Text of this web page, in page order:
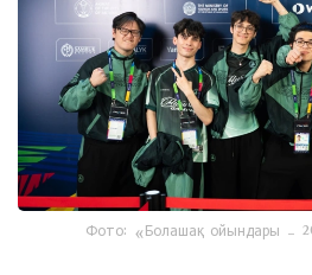
Фото: «Болашақ ойындары –